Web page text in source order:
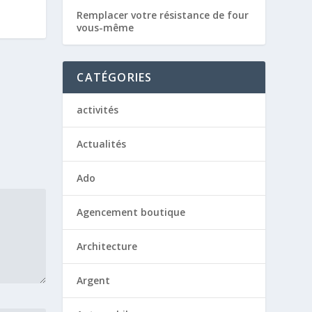
Remplacer votre résistance de four
vous-même
CATÉGORIES
activités
Actualités
Ado
Agencement boutique
Architecture
Argent